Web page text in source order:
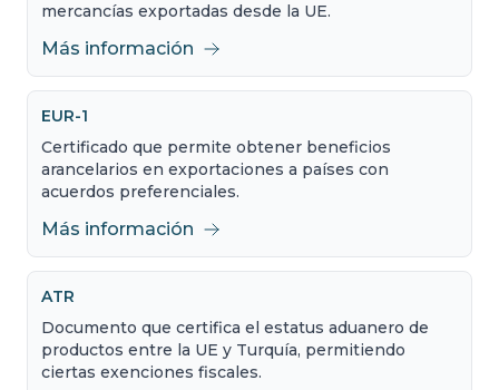
mercancías exportadas desde la UE.
Más información
EUR-1
Certificado que permite obtener beneficios
arancelarios en exportaciones a países con
acuerdos preferenciales.
Más información
ATR
Documento que certifica el estatus aduanero de
productos entre la UE y Turquía, permitiendo
ciertas exenciones fiscales.